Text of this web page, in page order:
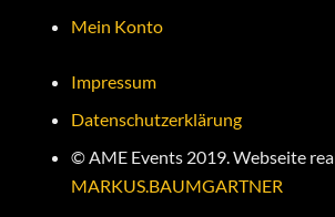
Mein Konto
Impressum
Datenschutzerklärung
© AME Events 2019. Webseite
MARKUS.BAUMGARTNER